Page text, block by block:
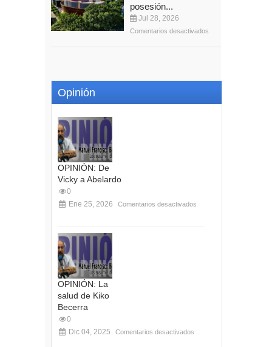
posesión...
Jul 28, 2026
Comentarios desactivados
Opinión
OPINIÓN: De
Vicky a Abelardo
0
Ene 25, 2026
Comentarios desactivados
OPINIÓN: La
salud de Kiko
Becerra
0
Dic 04, 2025
Comentarios desactivados